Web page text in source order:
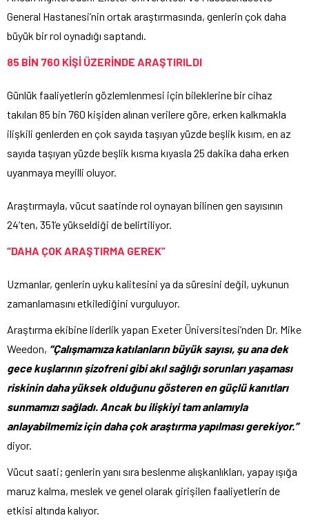
General Hastanesi’nin ortak araştırmasında, genlerin çok daha
büyük bir rol oynadığı saptandı.
85 BİN 760 KİŞİ ÜZERİNDE ARAŞTIRILDI
Günlük faaliyetlerin gözlemlenmesi için bileklerine bir cihaz
takılan 85 bin 760 kişiden alınan verilere göre, erken kalkmakla
ilişkili genlerden en çok sayıda taşıyan yüzde beşlik kısım, en az
sayıda taşıyan yüzde beşlik kısma kıyasla 25 dakika daha erken
uyanmaya meyilli oluyor.
Araştırmayla, vücut saatinde rol oynayan bilinen gen sayısının
24’ten, 351’e yükseldiği de belirtiliyor.
“DAHA ÇOK ARAŞTIRMA GEREK”
Uzmanlar, genlerin uyku kalitesini ya da süresini değil, uykunun
zamanlamasını etkilediğini vurguluyor.
Araştırma ekibine liderlik yapan Exeter Üniversitesi’nden Dr. Mike
Weedon, “Çalışmamıza katılanların büyük sayısı, şu ana dek
gece kuşlarının şizofreni gibi akıl sağlığı sorunları yaşaması
riskinin daha yüksek olduğunu gösteren en güçlü kanıtları
sunmamızı sağladı. Ancak bu ilişkiyi tam anlamıyla
anlayabilmemiz için daha çok araştırma yapılması gerekiyor.”
diyor.
Vücut saati; genlerin yanı sıra beslenme alışkanlıkları, yapay ışığa
maruz kalma, meslek ve genel olarak girişilen faaliyetlerin de
etkisi altında kalıyor.